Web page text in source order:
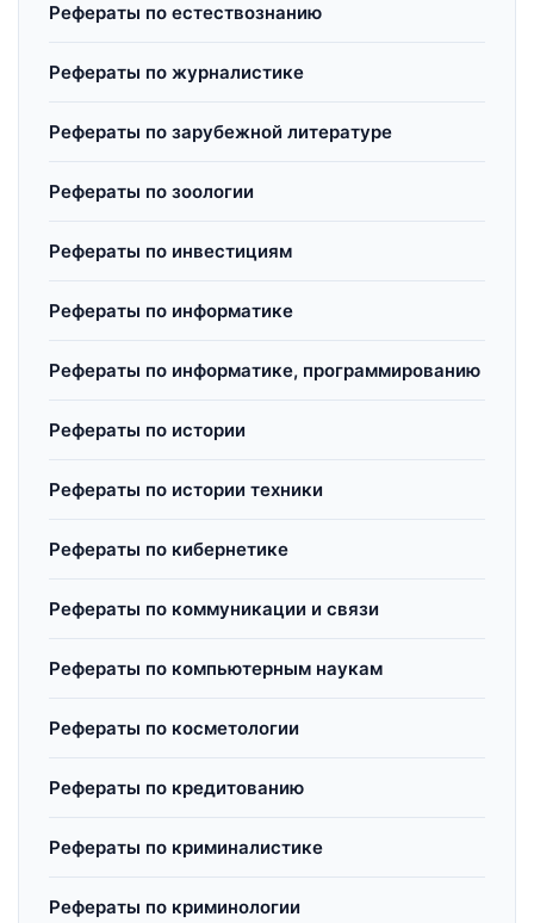
Рефераты по естествознанию
Рефераты по журналистике
Рефераты по зарубежной литературе
Рефераты по зоологии
Рефераты по инвестициям
Рефераты по информатике
Рефераты по информатике, программированию
Рефераты по истории
Рефераты по истории техники
Рефераты по кибернетике
Рефераты по коммуникации и связи
Рефераты по компьютерным наукам
Рефераты по косметологии
Рефераты по кредитованию
Рефераты по криминалистике
Рефераты по криминологии